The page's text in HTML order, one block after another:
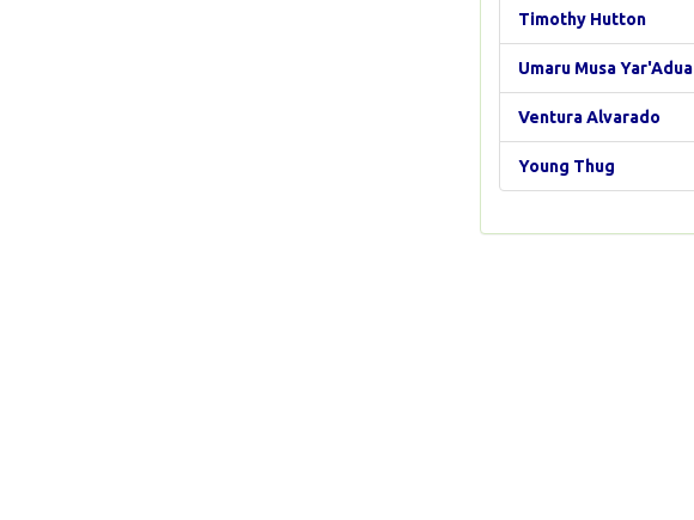
Timothy Hutton
Umaru Musa Yar'Adua
Ventura Alvarado
Young Thug